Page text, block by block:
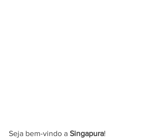
Seja bem-vindo a Singapura!